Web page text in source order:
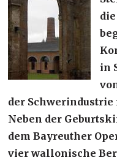
in
der Schwerindustrie
Neben der
dem Bayreuther
vier wallonische